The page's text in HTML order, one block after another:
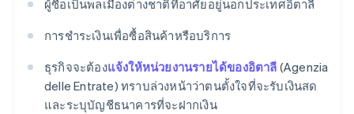
ผู้ซื้อเป็นพลเมืองต่างชาติที่อาศัยอยู่นอกประเทศอิตาลี
การชำระเงินเพื่อซื้อสินค้าหรือบริการ
ธุรกิจจะต้องแจ้งให้หน่วยงานรายได้ของอิตาลี (Agenzia
delle Entrate) ทราบล่วงหน้าว่าตนตั้งใจที่จะรับเงินสด
และระบุบัญชีธนาคารที่จะฝากเงิน